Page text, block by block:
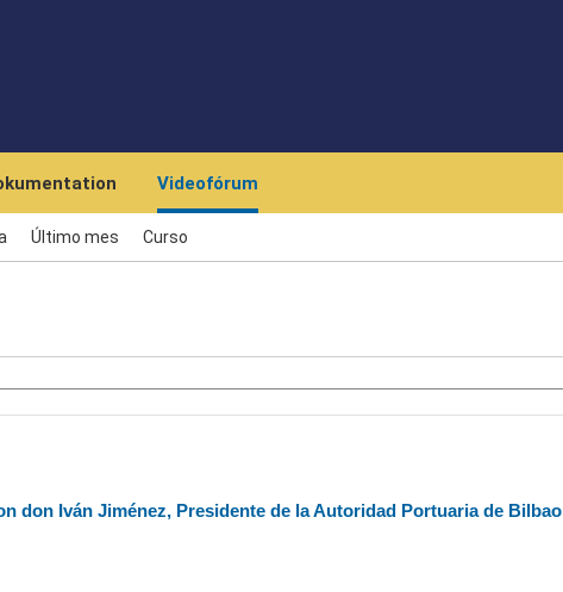
Videofórum
Último mes Curso
don Iván Jiménez, Presidente de la Autoridad Portuaria de Bilbao